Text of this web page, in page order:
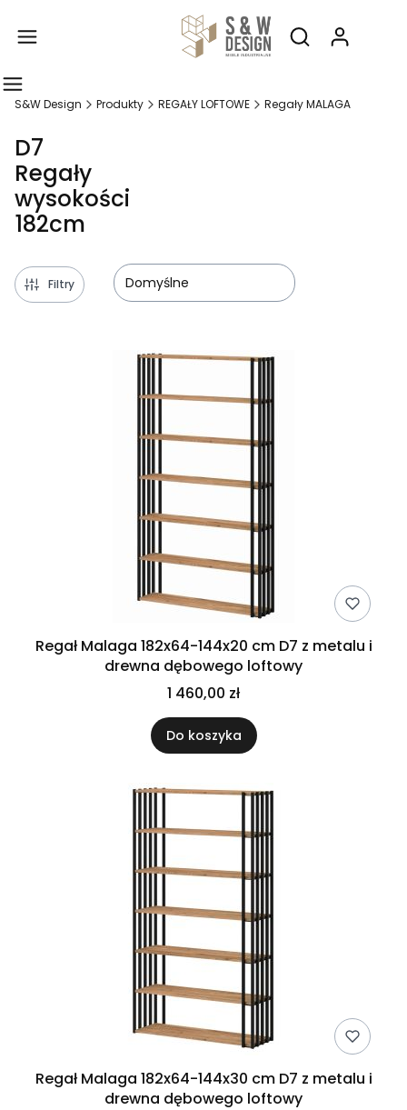
Otwórz
S&W Design Produkty REGAŁY LOFTOWE Regały MALAGA
D7
Regały
wysokości
182cm
Filtry Domyślne
Regał Malaga 182x64-144x20 cm D7 z metalu i
drewna dębowego loftowy
1 460,00 zł
Do koszyka
Regał Malaga 182x64-144x30 cm D7 z metalu i
drewna dębowego loftowy